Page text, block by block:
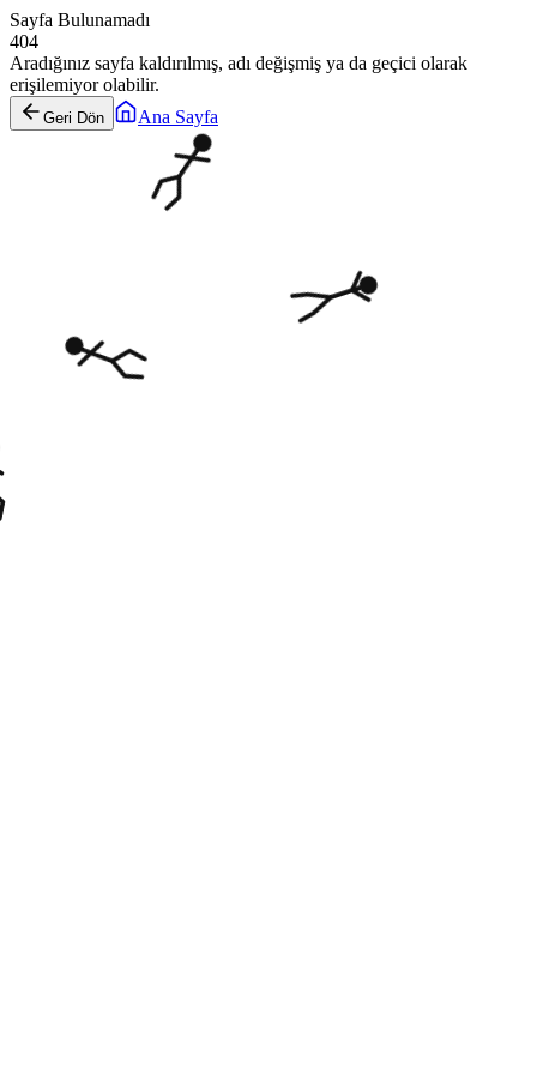
Sayfa Bulunamadı
404
Aradığınız sayfa kaldırılmış, adı değişmiş ya da geçici olarak
erişilemiyor olabilir.
Geri Dön Ana Sayfa